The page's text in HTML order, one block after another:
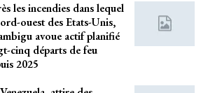
les incendies dans lequel
ouest des Etats-Unis,
avoue actif planifié
cinq départs de feu
2025